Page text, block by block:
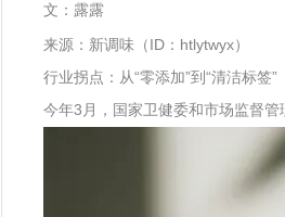
文：露露
来源：新调味（ID：htlytwyx）
行业拐点：从“零添加”到“清洁标签”
今年3月，国家卫健委和市场监督